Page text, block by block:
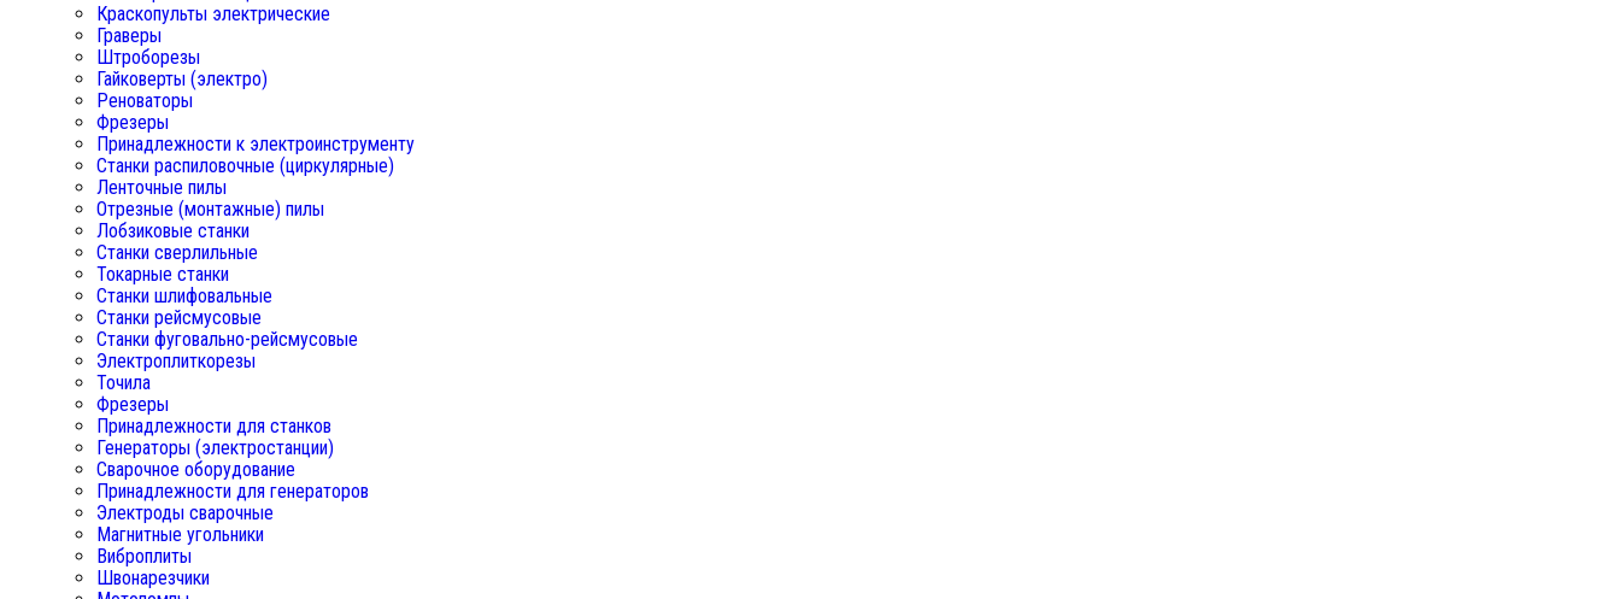
Краскопульты электрические
Граверы
Штроборезы
Гайковерты (электро)
Реноваторы
Фрезеры
Принадлежности к электроинструменту
Станки распиловочные (циркулярные)
Ленточные пилы
Отрезные (монтажные) пилы
Лобзиковые станки
Станки сверлильные
Токарные станки
Станки шлифовальные
Станки рейсмусовые
Станки фуговально-рейсмусовые
Электроплиткорезы
Точила
Фрезеры
Принадлежности для станков
Генераторы (электростанции)
Сварочное оборудование
Принадлежности для генераторов
Электроды сварочные
Магнитные угольники
Виброплиты
Швонарезчики